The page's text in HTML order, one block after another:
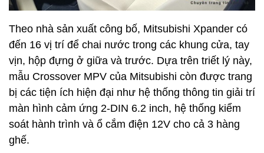
Theo nhà sản xuất công bố, Mitsubishi Xpander có
đến 16 vị trí để chai nước trong các khung cửa, tay
vịn, hộp đựng ở giữa và trước. Dựa trên triết lý này,
mẫu Crossover MPV của Mitsubishi còn được trang
bị các tiện ích hiện đại như hệ thống thông tin giải trí
màn hình cảm ứng 2-DIN 6.2 inch, hệ thống kiểm
soát hành trình và ổ cắm điện 12V cho cả 3 hàng
ghế.